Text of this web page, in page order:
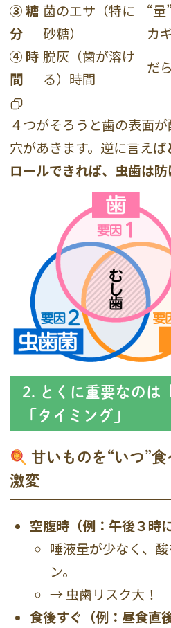
③ 糖
分
菌のエサ（特に
砂糖）
“量
カ
④ 時
間
脱灰（歯が溶け
る）時間
だ
４つがそろうと歯の表面
穴があきます。逆に言えば
ロールできれば、虫歯は防
2. とくに重要なのは
「タイミング」
甘いものを“いつ”
激変
空腹時（例：午後３時
唾液量が少なく、
ン。
→ 虫歯リスク大！
食後すぐ（例：昼食直